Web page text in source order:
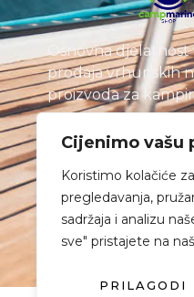
Cijenimo vašu
Koristimo kolačiće
pregledavanja,
sadržaja i analizu
sve" pristajete na
PRILAGODI
Osnovna djelatnost
prodaja vrhunskih
proizvoda za